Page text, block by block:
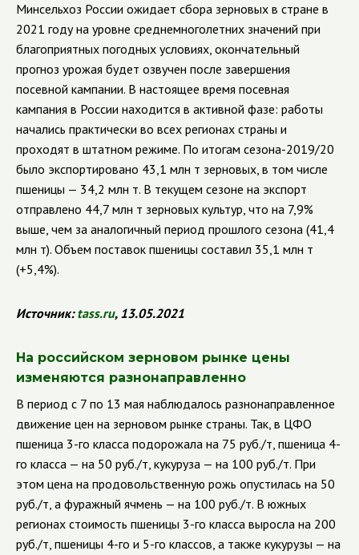
Минсельхоз России ожидает сбора зерновых в стране в
2021 году на уровне среднемноголетних значений при
благоприятных погодных условиях, окончательный
прогноз урожая будет озвучен после завершения
посевной кампании. В настоящее время посевная
кампания в России находится в активной фазе: работы
начались практически во всех регионах страны и
проходят в штатном режиме. По итогам сезона-2019/20
было экспортировано 43,1 млн т зерновых, в том числе
пшеницы — 34,2 млн т. В текущем сезоне на экспорт
отправлено 44,7 млн т зерновых культур, что на 7,9%
выше, чем за аналогичный период прошлого сезона (41,4
млн т). Объем поставок пшеницы составил 35,1 млн т
(+5,4%).
Источник:tass.ru, 13.05.2021
На российском зерновом рынке цены
изменяются разнонаправленно
В период с 7 по 13 мая наблюдалось разнонаправленное
движение цен на зерновом рынке страны. Так, в ЦФО
пшеница 3-го класса подорожала на 75 руб./т, пшеница 4-
го класса — на 50 руб./т, кукуруза — на 100 руб./т. При
этом цена на продовольственную рожь опустилась на 50
руб./т, а фуражный ячмень — на 100 руб./т. В южных
регионах стоимость пшеницы 3-го класса выросла на 200
руб./т, пшеницы 4-го и 5-го классов, а также кукурузы — на